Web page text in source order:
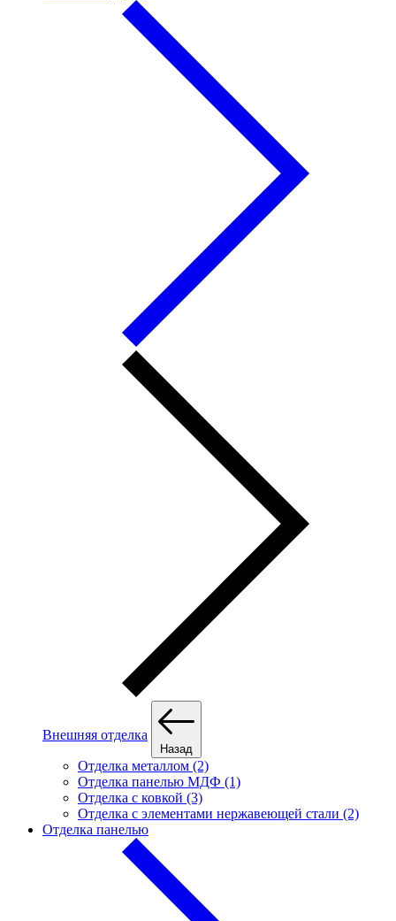
Внешняя отделка
Назад
Отделка металлом (2)
Отделка панелью МДФ (1)
Отделка с ковкой (3)
Отделка с элементами нержавеющей стали (2)
Отделка панелью